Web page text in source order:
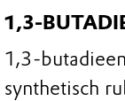
1,3-
1,3-
synthetisch